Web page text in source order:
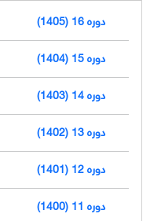
دوره 16 (1405)
دوره 15 (1404)
دوره 14 (1403)
دوره 13 (1402)
دوره 12 (1401)
دوره 11 (1400)